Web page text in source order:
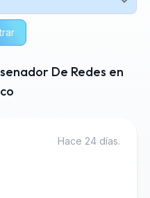
De Redes en
Hace 24 días.